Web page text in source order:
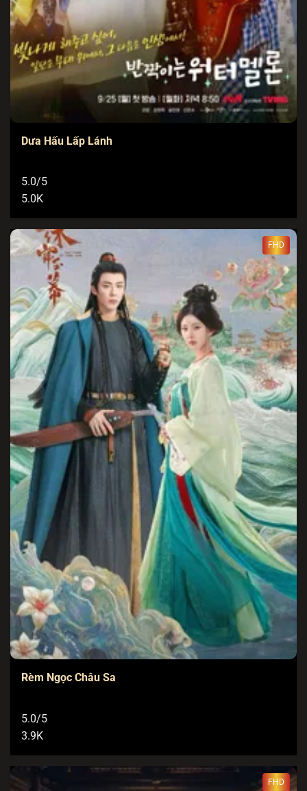
Dưa Hấu Lấp Lánh
5.0/5
5.0K
FHD
Rèm Ngọc Châu Sa
5.0/5
3.9K
FHD